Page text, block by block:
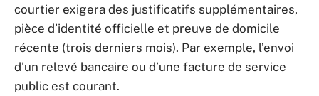
courtier exigera des justificatifs supplémentaires,
pièce d’identité officielle et preuve de domicile
récente (trois derniers mois). Par exemple, l’envoi
d’un relevé bancaire ou d’une facture de service
public est courant.